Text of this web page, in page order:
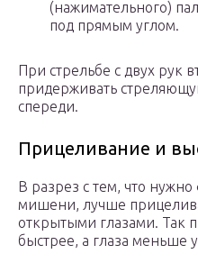
(нажимательного)
под прямым углом.
При стрельбе с двух рук
придерживать
спереди.
Прицеливание и
В разрез с тем, что нужно
мишени, лучше
открытыми глазами. Так
быстрее, а глаза меньше